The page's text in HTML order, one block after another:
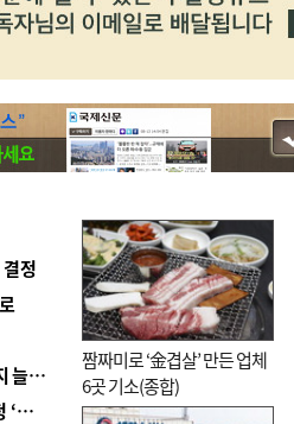
정
■ 경남 농정 비전 ‘잘 사는 농촌’…스마트팜 1000㏊까지 늘린다
■ 교육혁신선도지 공모 코앞인데…구·군 난색에 교육청 ‘쩔쩔’
짬짜미로 ‘金겹살’ 만든 업체
6곳 기소(종합)